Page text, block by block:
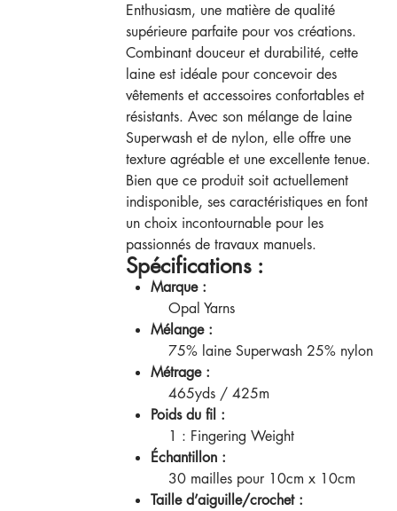
Enthusiasm, une matière de qualité
supérieure parfaite pour vos créations.
Combinant douceur et durabilité, cette
laine est idéale pour concevoir des
vêtements et accessoires confortables et
résistants. Avec son mélange de laine
Superwash et de nylon, elle offre une
texture agréable et une excellente tenue.
Bien que ce produit soit actuellement
indisponible, ses caractéristiques en font
un choix incontournable pour les
passionnés de travaux manuels.
Spécifications :
Marque :
Opal Yarns
Mélange :
75% laine Superwash 25% nylon
Métrage :
465yds / 425m
Poids du fil :
1 : Fingering Weight
Échantillon :
30 mailles pour 10cm x 10cm
Taille d’aiguille/crochet :